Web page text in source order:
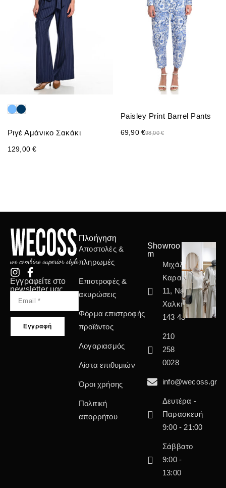
Ριγέ Αμάνικο Σακάκι
129,00 €
Paisley Print Barrel Pants
98,00€
69,90 €
Εγγραφείτε στο
newsletter μας
Πλοήγηση
Αποστολές &
πληρωμές
Επιστροφές &
ακυρώσεις
Φόρμα επιστροφής
προϊόντος
Λογαριασμός
Λίστα επιθυμιών
Όροι χρήσης
Πολιτική
απορρήτου
Showroo
m
Μιχάλη
Καραολή
11, Νέα
Χαλκηδόνα
143 43
210
258
0028
info@wecoss.gr
Δευτέρα -
Παρασκευή
9:00 - 21:00
Σάββατο
9:00 -
13:00